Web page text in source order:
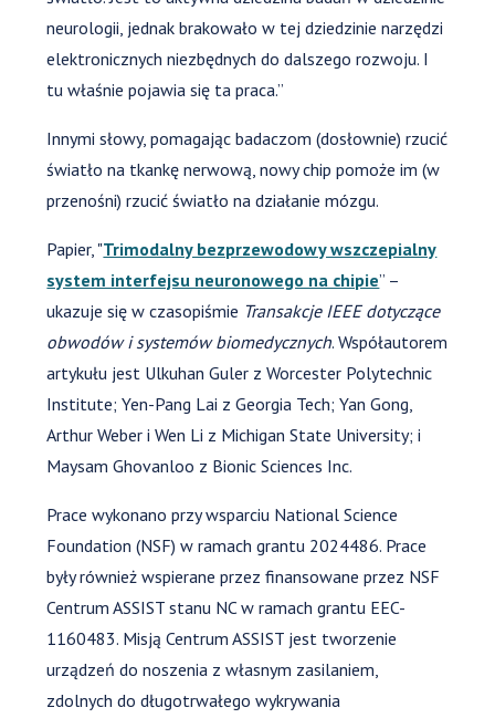
neurologii, jednak brakowało w tej dziedzinie narzędzi
elektronicznych niezbędnych do dalszego rozwoju. I
tu właśnie pojawia się ta praca.”
Innymi słowy, pomagając badaczom (dosłownie) rzucić
światło na tkankę nerwową, nowy chip pomoże im (w
przenośni) rzucić światło na działanie mózgu.
Papier, "Trimodalny bezprzewodowy wszczepialny
system interfejsu neuronowego na chipie” –
ukazuje się w czasopiśmie Transakcje IEEE dotyczące
obwodów i systemów biomedycznych. Współautorem
artykułu jest Ulkuhan Guler z Worcester Polytechnic
Institute; Yen-Pang Lai z Georgia Tech; Yan Gong,
Arthur Weber i Wen Li z Michigan State University; i
Maysam Ghovanloo z Bionic Sciences Inc.
Prace wykonano przy wsparciu National Science
Foundation (NSF) w ramach grantu 2024486. Prace
były również wspierane przez finansowane przez NSF
Centrum ASSIST stanu NC w ramach grantu EEC-
1160483. Misją Centrum ASSIST jest tworzenie
urządzeń do noszenia z własnym zasilaniem,
zdolnych do długotrwałego wykrywania